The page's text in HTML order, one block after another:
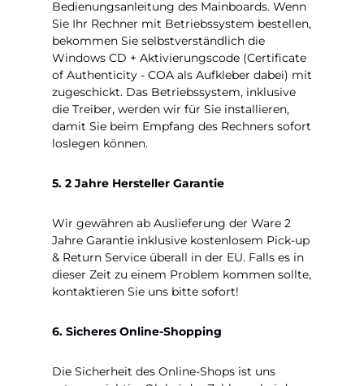
Bedienungsanleitung des Mainboards. Wenn
Sie Ihr Rechner mit Betriebssystem bestellen,
bekommen Sie selbstverständlich die
Windows CD + Aktivierungscode (Certificate
of Authenticity - COA als Aufkleber dabei) mit
zugeschickt. Das Betriebssystem, inklusive
die Treiber, werden wir für Sie installieren,
damit Sie beim Empfang des Rechners sofort
loslegen können.
5. 2 Jahre Hersteller Garantie
Wir gewähren ab Auslieferung der Ware 2
Jahre Garantie inklusive kostenlosem Pick-up
& Return Service überall in der EU. Falls es in
dieser Zeit zu einem Problem kommen sollte,
kontaktieren Sie uns bitte sofort!
6. Sicheres Online-Shopping
Die Sicherheit des Online-Shops ist uns